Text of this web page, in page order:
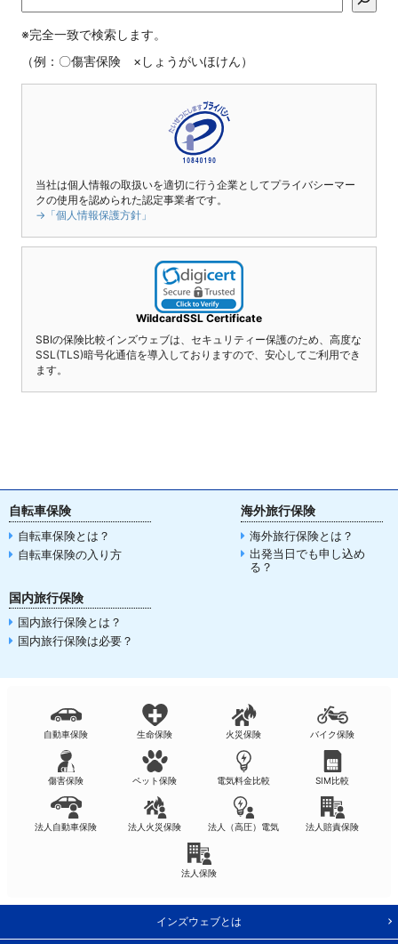
※完全一致で検索します。
（例：〇傷害保険 ×しょうがいほけん）
当社は個人情報の取扱いを適切に行う企業としてプライバシーマー
クの使用を認められた認定事業者です。
→「個人情報保護方針」
WildcardSSL Certificate
SBIの保険比較インズウェブは、セキュリティー保護のため、高度な
SSL(TLS)暗号化通信を導入しておりますので、安心してご利用でき
ます。
自転車保険
自転車保険とは？
自転車保険の入り方
海外旅行保険
海外旅行保険とは？
出発当日でも申し込め
る？
国内旅行保険
国内旅行保険とは？
国内旅行保険は必要？
自動車保険 生命保険 火災保険 バイク保険
傷害保険 ペット保険 電気料金比較 SIM比較
法人自動車保険 法人火災保険 法人（高圧）電気 法人賠責保険
法人保険
インズウェブとは